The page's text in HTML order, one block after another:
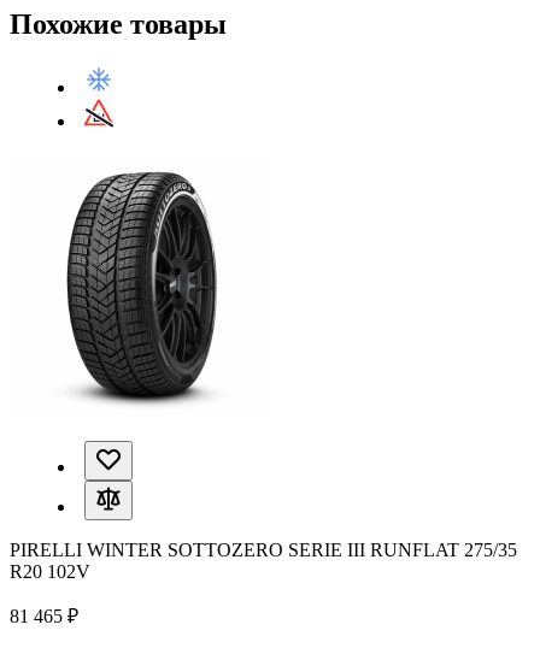
Похожие товары
PIRELLI WINTER SOTTOZERO SERIE III RUNFLAT 275/35
R20 102V
81 465 ₽